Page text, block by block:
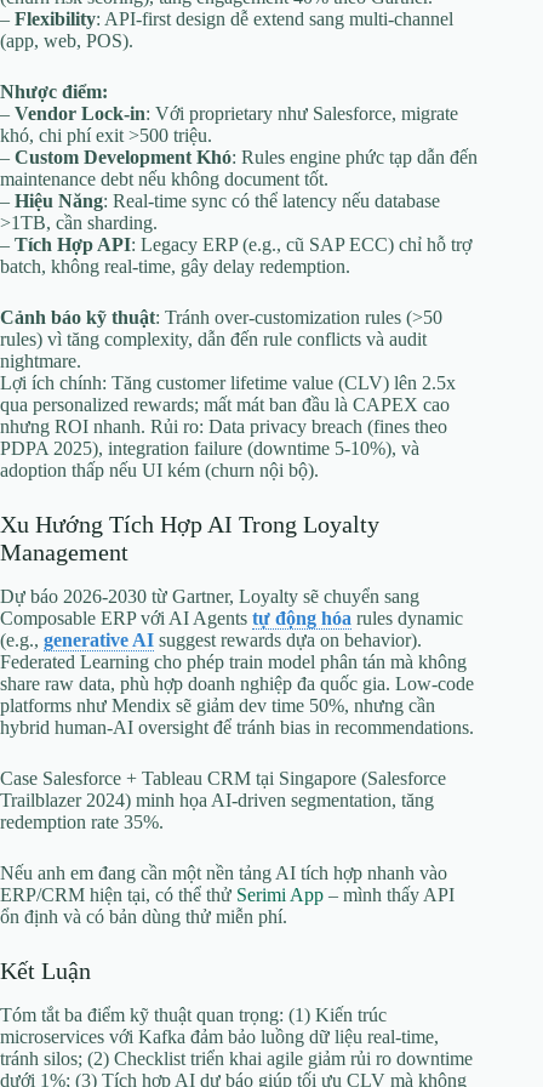
– Flexibility: API-first design dễ extend sang multi-channel
(app, web, POS).
Nhược điểm:
– Vendor Lock-in: Với proprietary như Salesforce, migrate
khó, chi phí exit >500 triệu.
– Custom Development Khó: Rules engine phức tạp dẫn đến
maintenance debt nếu không document tốt.
– Hiệu Năng: Real-time sync có thể latency nếu database
>1TB, cần sharding.
– Tích Hợp API: Legacy ERP (e.g., cũ SAP ECC) chỉ hỗ trợ
batch, không real-time, gây delay redemption.
Cảnh báo kỹ thuật: Tránh over-customization rules (>50
rules) vì tăng complexity, dẫn đến rule conflicts và audit
nightmare.
Lợi ích chính: Tăng customer lifetime value (CLV) lên 2.5x
qua personalized rewards; mất mát ban đầu là CAPEX cao
nhưng ROI nhanh. Rủi ro: Data privacy breach (fines theo
PDPA 2025), integration failure (downtime 5-10%), và
adoption thấp nếu UI kém (churn nội bộ).
Xu Hướng Tích Hợp AI Trong Loyalty
Management
Dự báo 2026-2030 từ Gartner, Loyalty sẽ chuyển sang
Composable ERP với AI Agents tự động hóa rules dynamic
(e.g., generative AI suggest rewards dựa on behavior).
Federated Learning cho phép train model phân tán mà không
share raw data, phù hợp doanh nghiệp đa quốc gia. Low-code
platforms như Mendix sẽ giảm dev time 50%, nhưng cần
hybrid human-AI oversight để tránh bias in recommendations.
Case Salesforce + Tableau CRM tại Singapore (Salesforce
Trailblazer 2024) minh họa AI-driven segmentation, tăng
redemption rate 35%.
Nếu anh em đang cần một nền tảng AI tích hợp nhanh vào
ERP/CRM hiện tại, có thể thử Serimi App – mình thấy API
ổn định và có bản dùng thử miễn phí.
Kết Luận
Tóm tắt ba điểm kỹ thuật quan trọng: (1) Kiến trúc
microservices với Kafka đảm bảo luồng dữ liệu real-time,
tránh silos; (2) Checklist triển khai agile giảm rủi ro downtime
dưới 1%; (3) Tích hợp AI dự báo giúp tối ưu CLV mà không